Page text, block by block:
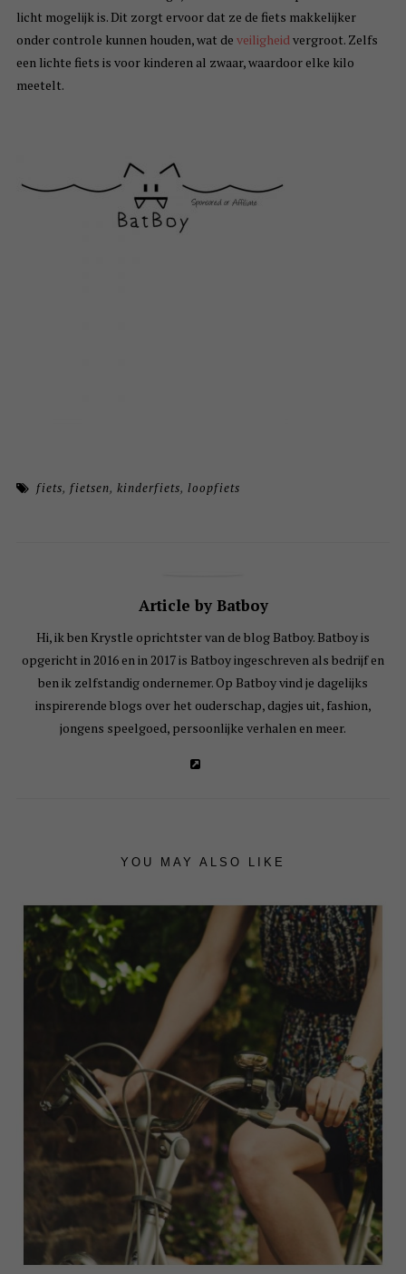
licht mogelijk is. Dit zorgt ervoor dat ze de fiets makkelijker
onder controle kunnen houden, wat de veiligheidvergroot. Zelfs
een lichte fiets is voor kinderen al zwaar, waardoor elke kilo
meetelt.
fiets, fietsen,kinderfiets,loopfiets
Article by Batboy
Hi, ik ben Krystle oprichtster van de blog Batboy. Batboy is
opgericht in 2016 en in 2017 is Batboy ingeschreven als bedrijf en
ben ik zelfstandig ondernemer. Op Batboy vind je dagelijks
inspirerende blogs over het ouderschap, dagjes uit, fashion,
jongens speelgoed, persoonlijke verhalen en meer.
YOU MAY ALSO LIKE